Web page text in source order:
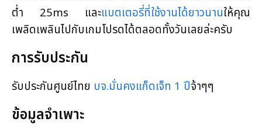
ต่ำ 25ms และแบตเตอรี่ที่ใช้งานได้ยาวนานให้คุณ
เพลิดเพลินไปกับเกมโปรดได้ตลอดทั้งวันเลยล่ะครับ
การรับประกัน
รับประกันศูนย์ไทย บจ.มั่นคงแก็ดเจ็ท 1 ปีจ้าๆๆ
ข้อมูลจำเพาะ